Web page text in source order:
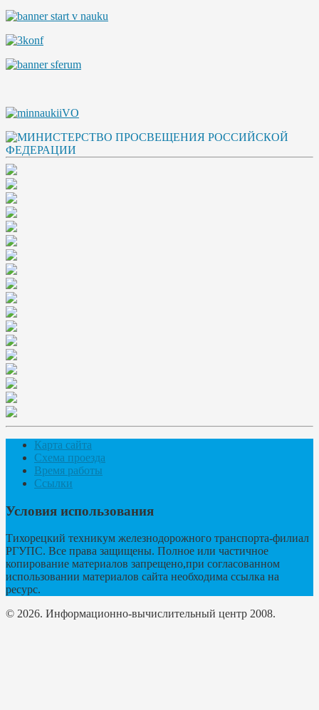
Карта сайта
Схема проезда
Время работы
Ссылки
Условия использования
Тихорецкий техникум железнодорожного транспорта-филиал
РГУПС. Все права защищены. Полное или частичное
копирование материалов запрещено,при согласованном
использовании материалов сайта необходима ссылка на
ресурс.
© 2026. Информационно-вычислительный центр 2008.